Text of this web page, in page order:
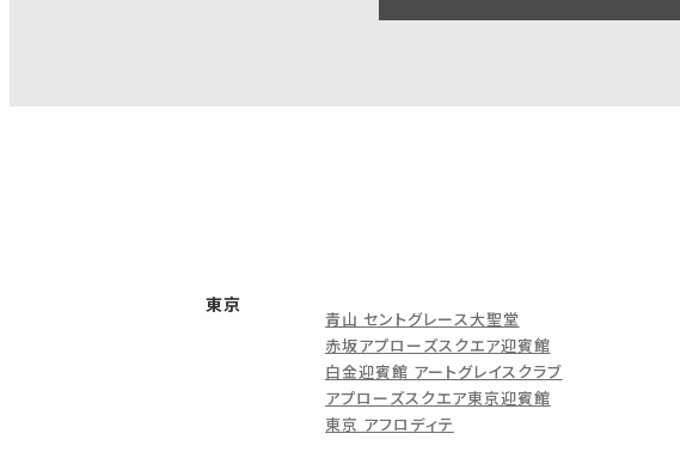
東京
青山 セントグレース大聖堂
赤坂アプローズスクエア迎賓館
白金迎賓館 アートグレイスクラブ
アプローズスクエア東京迎賓館
東京 アフロディテ